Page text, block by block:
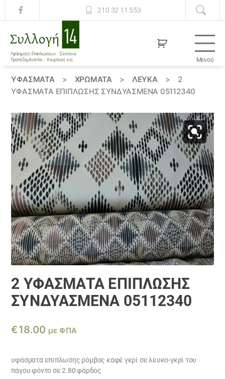
210 32 11 553
14
Μενού
ΥΦΆΣΜΑΤΑ > ΧΡΏΜΑΤΑ > ΛΕΥΚΑ >
2
ΥΦΆΣΜΑΤΑ ΕΠΊΠΛΩΣΗΣ ΣΥΝΔΥΑΣΜΈΝΑ 05112340
2 ΥΦΆΣΜΑΤΑ ΕΠΊΠΛΩΣΗΣ
ΣΥΝΔΥΑΣΜΈΝΑ 05112340
€18.00 με ΦΠΑ
υφάσματα επίπλωσης ρόμβος καφέ γκρί σε λευκο-γκρί του
πάγου φόντο σε 2.80 φάρδος